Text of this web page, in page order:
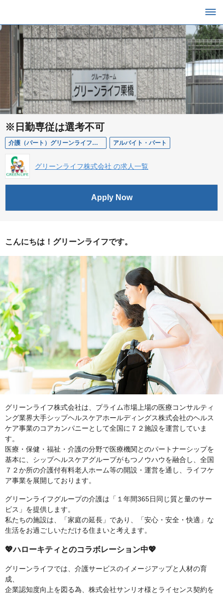
※日勤専従は選考不可
介護（パート）グリーンライフ栗橋（グループホーム） アルバイト・パート
グリーンライフ株式会社 の求人一覧
Apply Now
こんにちは！グリーンライフです。
グリーンライフ株式会社は、プライム市場上場の医療コンサルティ
ング業界大手シップヘルスケアホールディングス株式会社のヘルス
ケア事業のコアカンパニーとして全国に７２施設を運営していま
す。
医療・保健・福祉・介護の分野で医療機関とのパートナーシップを
基本に、シップヘルスケアグループがもつノウハウを融合し、全国
７２か所の介護付有料老人ホーム等の開設・運営を通し、ライフケ
ア事業を展開しております。
グリーンライフグループの介護は「１年間365日同じ質と量のサー
ビス」を提供します。
私たちの施設は、「家庭の延長」であり、「安心・安全・快適」な
生活をお過ごしいただける住まいと考えます。
💖ハローキティとのコラボレーション中💖
グリーンライフでは、介護サービスのイメージアップと人材の育
成、
企業認知度向上を図る為、株式会社サンリオ様とライセンス契約を